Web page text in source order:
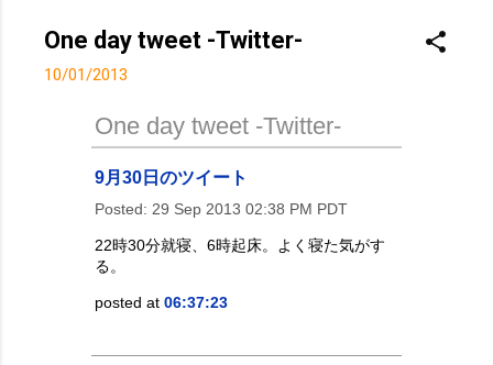
One day tweet -Twitter-
10/01/2013
One day tweet -Twitter-
9月30日のツイート
Posted: 29 Sep 2013 02:38 PM PDT
22時30分就寝、6時起床。よく寝た気がす
る。
posted at 06:37:23